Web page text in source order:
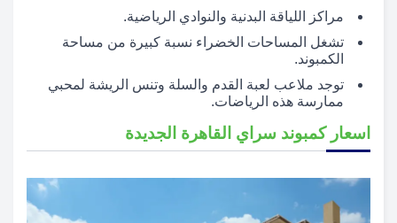
مراكز اللياقة البدنية والنوادي الرياضية.
تشغل المساحات الخضراء نسبة كبيرة من مساحة
الكمبوند.
توجد ملاعب لعبة القدم والسلة وتنس الريشة لمحبي
ممارسة هذه الرياضات.
اسعار كمبوند سراي القاهرة الجديدة